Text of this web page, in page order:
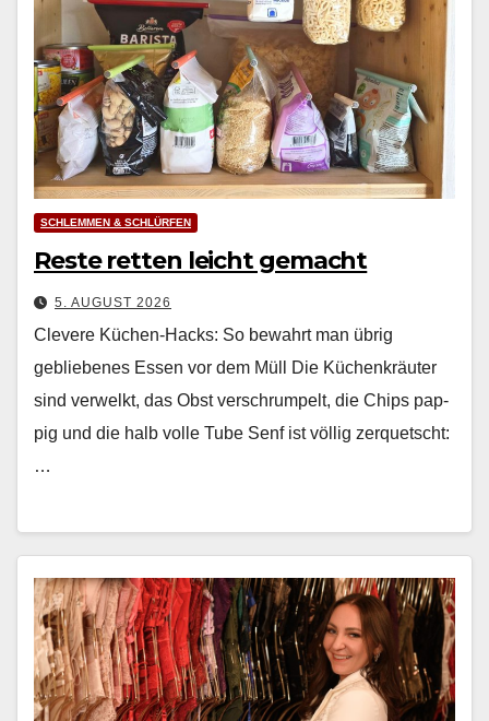
SCHLEMMEN & SCHLÜRFEN
Reste retten leicht gemacht
5. AUGUST 2026
Clevere Küchen-Hacks: So bewahrt man übrig
gebliebenes Essen vor dem Müll Die Küchenkräuter
sind ver­welkt, das Obst ver­schrumpelt, die Chips pap­
pig und die halb volle Tube Senf ist völ­lig zer­quetscht:
…